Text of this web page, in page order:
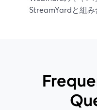
StreamYardと組み